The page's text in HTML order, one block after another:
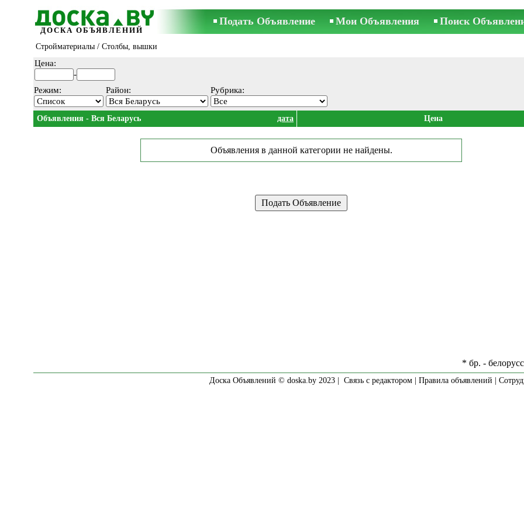
ДОСКА ОБЪЯВЛЕНИЙ
Подать Объявление Мои Объявления Поиск
Стройматериалы / Столбы, вышки
Цена:
-
Режим:
Район: Рубрика:
Объявления - Вся Беларусь дата Цена
Объявления в данной категории не найдены.
* бр. -
Доска Объявлений © doska.by 2023 | Связь с редактором Правила объявлений